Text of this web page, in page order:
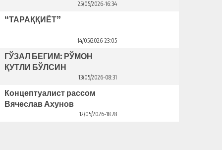
25/05/2026-16:34
“ТАРАҚҚИЁТ”
14/05/2026-23:05
ГЎЗАЛ БЕГИМ: РЎМОН
ҚУТЛИ БЎЛСИН
13/05/2026-08:31
Концептуалист рассом
Вячеслав Ахунов
Венецияда ўз кўргазмасини
12/05/2026-18:28